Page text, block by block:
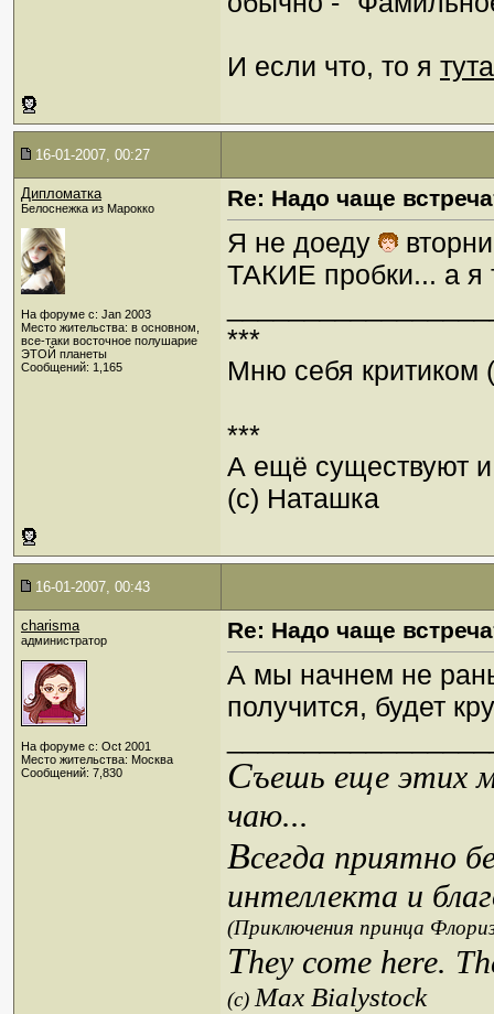
И если что, то я тута
16-01-2007, 00:27
Дипломатка
Белоснежка из Марокко
На форуме с: Jan 2003
Место жительства: в основном,
все-таки восточное полушарие
ЭТОЙ планеты
Сообщений: 1,165
Re: Надо чаще
Я не доеду
ТАКИЕ пробки... а я
***
Мню себя критиком
***
А ещё существуют и
(с) Наташка
16-01-2007, 00:43
charisma
администратор
На форуме с: Oct 2001
Место жительства: Москва
Сообщений: 7,830
Re: Надо чаще
А мы начнем не
получится, будет
Съешь еще этих
чаю...
Всегда приятно
интеллекта и
(Приключения принца
They come here.
(c)Max Bialystock